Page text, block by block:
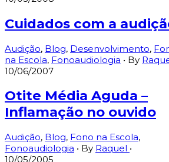
Cuidados com a
Audição, Blog, Desenvolvimento,
na Escola, Fonoaudiologia • By
10/06/2007
Otite Média Aguda –
Inflamação no ouvido
Audição, Blog, Fono na Escola,
Fonoaudiologia • By Raquel •
10/05/2005